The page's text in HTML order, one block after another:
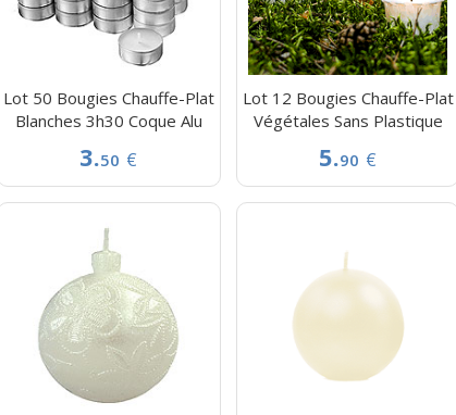
Lot 50 Bougies Chauffe-Plat
Blanches 3h30 Coque Alu
3.50 €
Lot 12 Bougies Chauffe-Plat
Végétales Sans Plastique
5.90 €